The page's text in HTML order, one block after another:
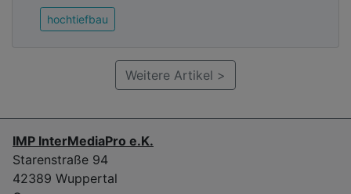
hochtiefbau
Weitere Artikel >
IMP InterMediaPro e.K.
Starenstraße 94
42389 Wuppertal